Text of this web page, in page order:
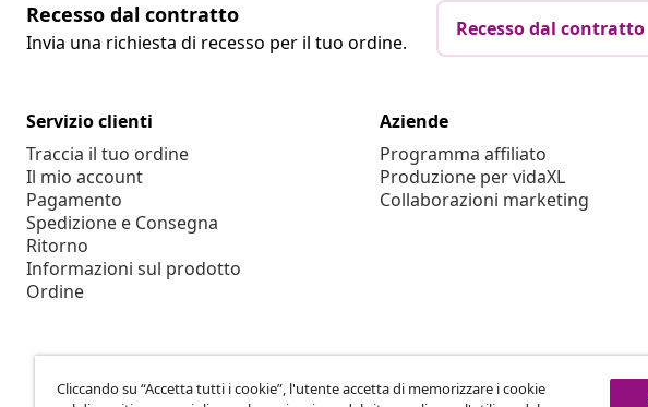
Recesso dal contratto
Invia una richiesta di recesso per il tuo ordine.
Recesso dal contratto
Servizio clienti
Traccia il tuo ordine
Il mio account
Pagamento
Spedizione e Consegna
Ritorno
Informazioni sul prodotto
Ordine
Aziende
Programma affiliato
Produzione per vidaXL
Collaborazioni marketing
Cliccando su “Accetta tutti i cookie”, l'utente accetta di memorizzare i cookie